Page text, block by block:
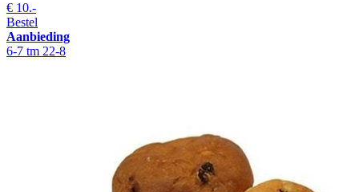
€ 10.-
Bestel
Aanbieding
6-7 tm 22-8